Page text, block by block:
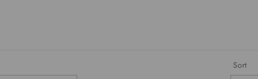
Sort